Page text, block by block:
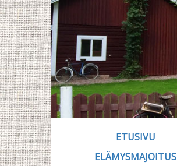
ETUSIVU
ELÄMYSMAJOITUS